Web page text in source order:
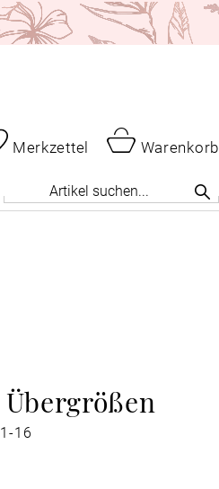
Merkzettel
Warenkorb
16